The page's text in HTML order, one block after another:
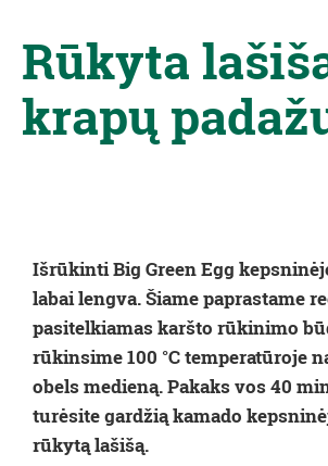
Rūkyta
krapų
Išrūkinti Big Green Egg
labai lengva. Šiame paprastame
pasitelkiamas karšto rūkinimo
rūkinsime 100 °C temperatūroje
obels medieną. Pakaks vos 40
turėsite gardžią kamado
rūkytą lašišą.